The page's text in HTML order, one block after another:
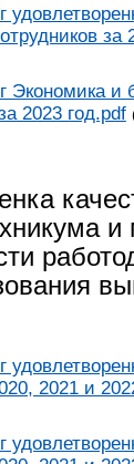
за
Экономика и
2023 год.pdf
и
2021 и